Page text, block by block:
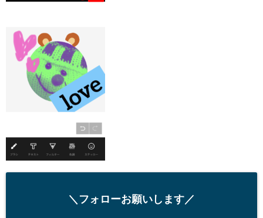
＼フォローお願いします／